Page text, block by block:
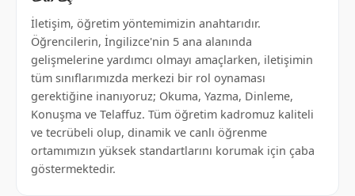
İletişim, öğretim yöntemimizin anahtarıdır.
Öğrencilerin, İngilizce'nin 5 ana alanında
gelişmelerine yardımcı olmayı amaçlarken, iletişimin
tüm sınıflarımızda merkezi bir rol oynaması
gerektiğine inanıyoruz; Okuma, Yazma, Dinleme,
Konuşma ve Telaffuz. Tüm öğretim kadromuz kaliteli
ve tecrübeli olup, dinamik ve canlı öğrenme
ortamımızın yüksek standartlarını korumak için çaba
göstermektedir.